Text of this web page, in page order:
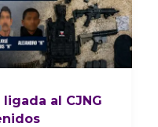
al CJNG